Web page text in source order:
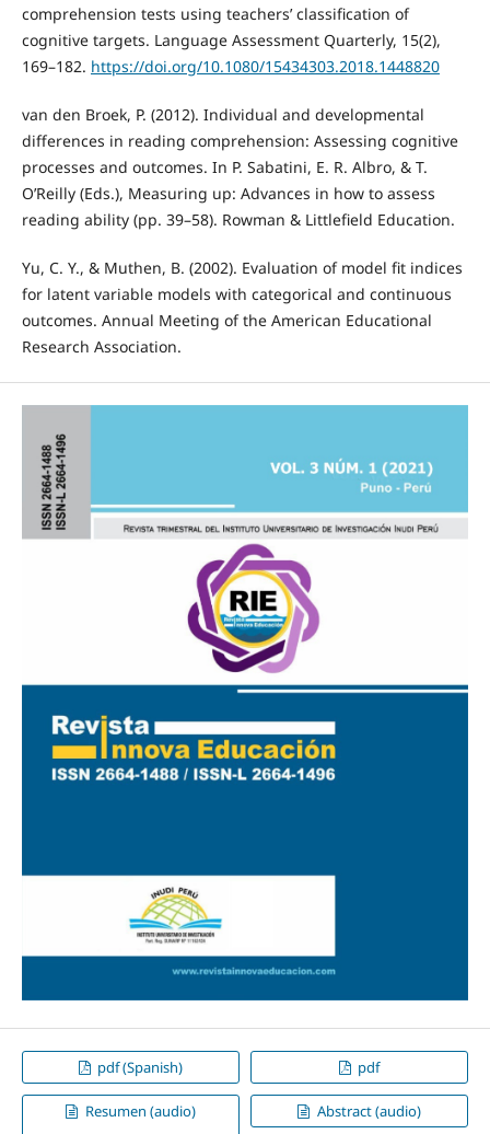
comprehension tests using teachers’ classification of
cognitive targets. Language Assessment Quarterly, 15(2),
169–182. https://doi.org/10.1080/15434303.2018.1448820
van den Broek, P. (2012). Individual and developmental
differences in reading comprehension: Assessing cognitive
processes and outcomes. In P. Sabatini, E. R. Albro, & T.
O’Reilly (Eds.), Measuring up: Advances in how to assess
reading ability (pp. 39–58). Rowman & Littlefield Education.
Yu, C. Y., & Muthen, B. (2002). Evaluation of model fit indices
for latent variable models with categorical and continuous
outcomes. Annual Meeting of the American Educational
Research Association.
pdf (Spanish) pdf
Resumen (audio)
Abstract (audio)